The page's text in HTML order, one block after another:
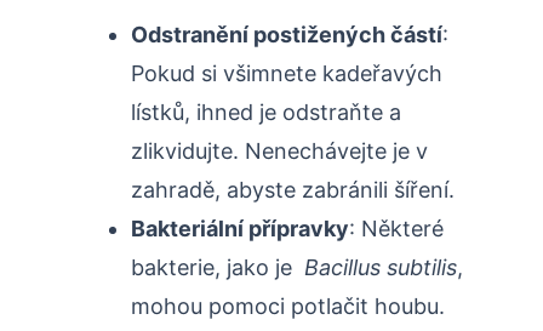
Odstranění postižených částí:
Pokud si všimnete kadeřavých ​
lístků, ihned je odstraňte a
zlikvidujte. Nenechávejte je v
zahradě, abyste zabránili šíření.
Bakteriální přípravky: Některé
‍bakterie,‍ jako je ​ Bacillus subtilis,
mohou ⁢pomoci potlačit houbu.